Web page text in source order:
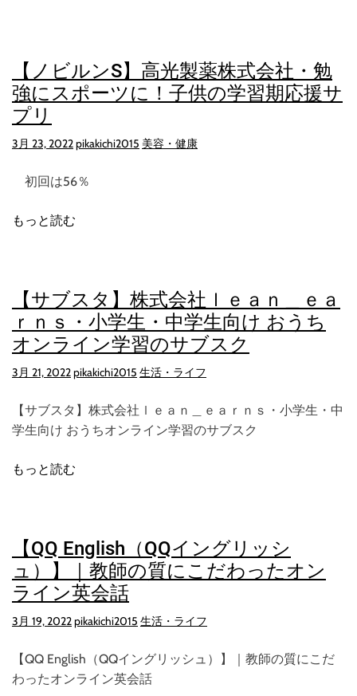
【ノビルンS】高光製薬株式会社・勉
強にスポーツに！子供の学習期応援サ
プリ
3月 23, 2022pikakichi2015 美容・健康
初回は56％
もっと読む
【サブスタ】株式会社ｌｅａｎ＿ｅａ
ｒｎｓ・小学生・中学生向け おうち
オンライン学習のサブスク
3月 21, 2022pikakichi2015 生活・ライフ
【サブスタ】株式会社ｌｅａｎ＿ｅａｒｎｓ・小学生・中
学生向け おうちオンライン学習のサブスク
もっと読む
【QQ English（QQイングリッシ
ュ）】｜教師の質にこだわったオン
ライン英会話
3月 19, 2022pikakichi2015 生活・ライフ
【QQ English（QQイングリッシュ）】｜教師の質にこだ
わったオンライン英会話